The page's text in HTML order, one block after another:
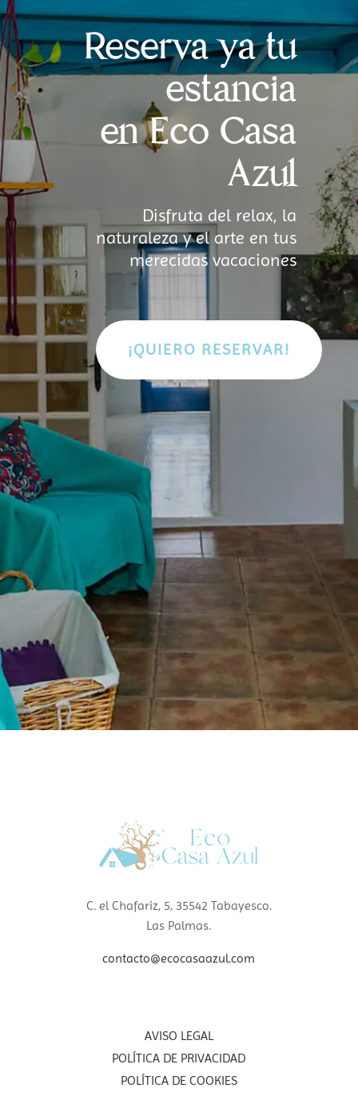
Reserva ya tu
estancia
en Eco Casa
Azul
Disfruta del relax, la
naturaleza y el arte en tus
merecidas vacaciones
¡QUIERO RESERVAR!
C. el Chafariz, 5, 35542 Tabayesco.
Las Palmas.
contacto@ecocasaazul.com
AVISO LEGAL
POLÍTICA DE PRIVACIDAD
POLÍTICA DE COOKIES